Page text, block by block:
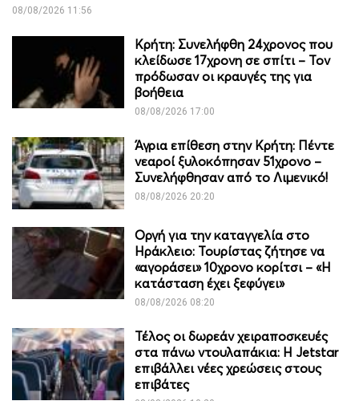
08/08/2026 11:56
Κρήτη: Συνελήφθη 24χρονος που
κλείδωσε 17χρονη σε σπίτι – Τον
πρόδωσαν οι κραυγές της για
βοήθεια
08/08/2026 17:00
Άγρια επίθεση στην Κρήτη: Πέντε
νεαροί ξυλοκόπησαν 51χρονο –
Συνελήφθησαν από το Λιμενικό!
08/08/2026 20:20
Οργή για την καταγγελία στο
Ηράκλειο: Τουρίστας ζήτησε να
«αγοράσει» 10χρονο κορίτσι – «Η
κατάσταση έχει ξεφύγει»
08/08/2026 08:20
Τέλος οι δωρεάν χειραποσκευές
στα πάνω ντουλαπάκια: Η Jetstar
επιβάλλει νέες χρεώσεις στους
επιβάτες